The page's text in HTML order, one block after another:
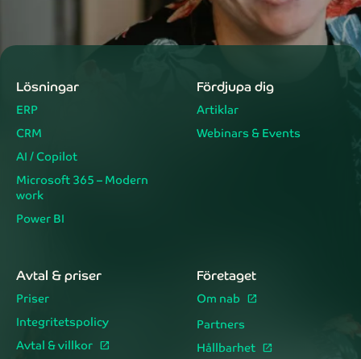
Lösningar
ERP
CRM
AI / Copilot
Microsoft 365 – Modern
work
Power BI
Fördjupa dig
Artiklar
Webinars & Events
Avtal & priser
Priser
Integritetspolicy
Avtal & villkor
Företaget
Om nab
Partners
Hållbarhet